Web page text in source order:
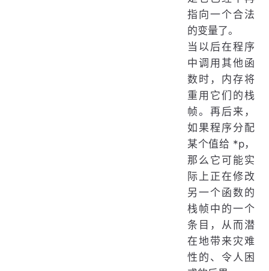
指向一个合法
的变量了。
当以后在程序
中调用其他函
数时，内存将
重用它们的栈
帧。再后来，
如果程序分配
某个值给 *p，
那么它可能实
际上正在修改
另一个函数的
栈帧中的一个
条目，从而潜
在地带来灾难
性的、令人困